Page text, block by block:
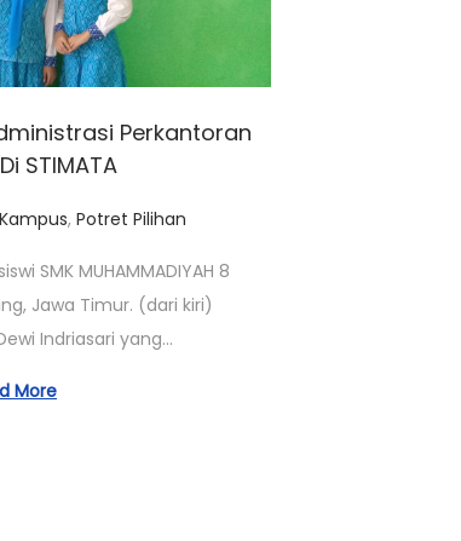
Perkantoran
STIMATA
in , Potret Pilihan
SMK MUHAMMADIYAH 8
Jawa Timur. (dari kiri)
Indriasari yang…
More